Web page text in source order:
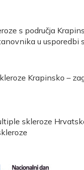
s područja
u usporedbi
Krapinsko –
skleroze